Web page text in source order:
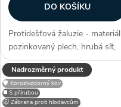
DO KOŠÍKU
Protidešťová žaluzie - materiál
pozinkovaný plech, hrubá síť,
snadno přizpůsobitelné díky
možnosti lakování RAL, zakryje
stavební otvory, užívané pro
(obytné, kancelářské či...
Nadrozměrný produkt
◼️ S přírubou
🛡️ Korozivzdorný kov
🐭 Zábrana proti hlodavcům